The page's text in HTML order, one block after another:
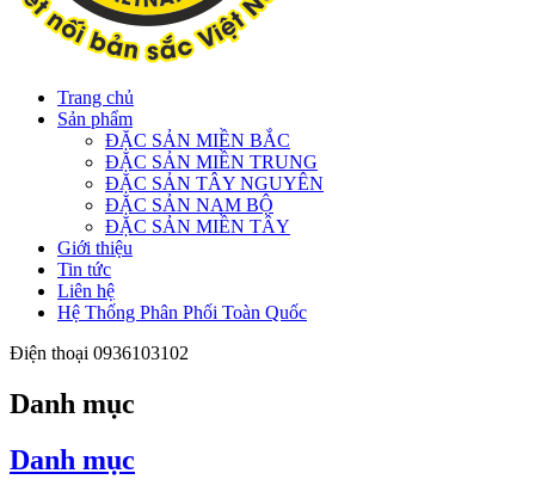
Trang chủ
Sản phẩm
ĐẶC SẢN MIỀN BẮC
ĐẶC SẢN MIỀN TRUNG
ĐẶC SẢN TÂY NGUYÊN
ĐẶC SẢN NAM BỘ
ĐẶC SẢN MIỀN TÂY
Giới thiệu
Tin tức
Liên hệ
Hệ Thống Phân Phối Toàn Quốc
Điện thoại 0936103102
Danh mục
Danh mục